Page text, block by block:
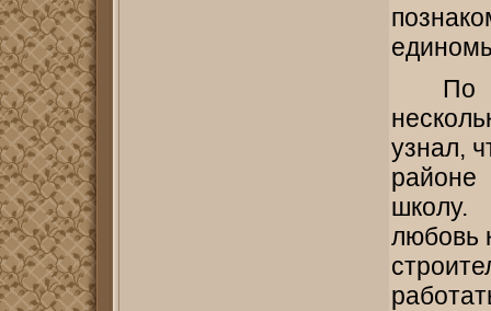
По
узнал,
любовь